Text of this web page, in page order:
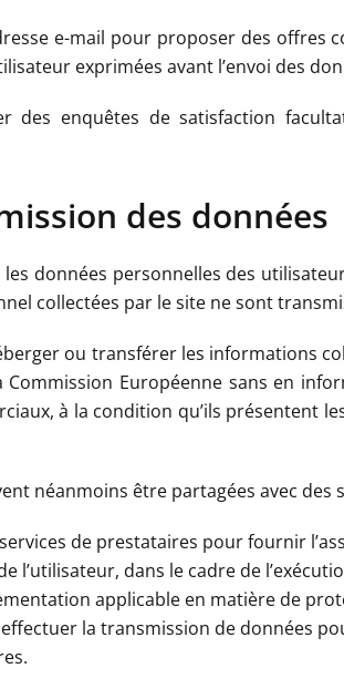
e-mail pour proposer des
exprimées avant l’envoi des
des enquêtes de satisfaction
des données
les données personnelles des
collectées par le site ne sont
ou transférer les informations
Européenne sans en
à la condition qu’ils présentent
néanmoins être partagées avec
de prestataires pour fournir
l’utilisateur, dans le cadre de
applicable en matière de
effectuer la transmission de données